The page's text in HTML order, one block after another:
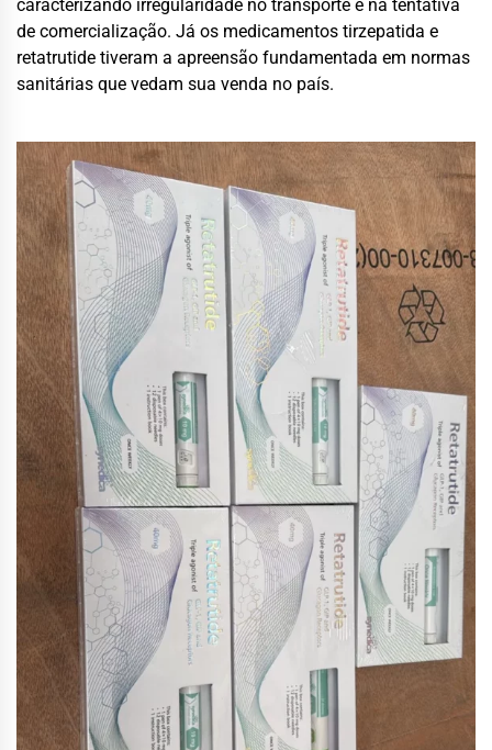
caracterizando irregularidade no transporte e na tentativa
de comercialização. Já os medicamentos tirzepatida e
retatrutide tiveram a apreensão fundamentada em normas
sanitárias que vedam sua venda no país.